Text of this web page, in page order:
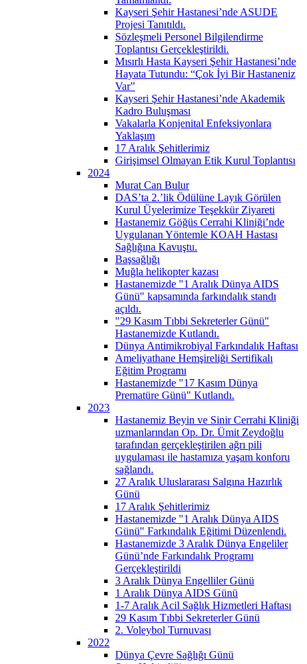
Kayseri Şehir Hastanesi’nde ASUDE
Projesi Tanıtıldı.
Sözleşmeli Personel Bilgilendirme
Toplantısı Gerçekleştirildi.
Mısırlı Hasta Kayseri Şehir Hastanesi’nde
Hayata Tutundu: “Çok İyi Bir Hastaneniz
Var”
Kayseri Şehir Hastanesi’nde Akademik
Kadro Buluşması
Vakalarla Konjenital Enfeksiyonlara
Yaklaşım
17 Aralık Şehitlerimiz
Girişimsel Olmayan Etik Kurul Toplantısı
2024
Murat Can Bulur
DAS’ta 2.’lik Ödülüne Layık Görülen
Kurul Üyelerimize Teşekkür Ziyareti
Hastanemiz Göğüs Cerrahi Kliniği’nde
Uygulanan Yöntemle KOAH Hastası
Sağlığına Kavuştu.
Başsağlığı
Muğla helikopter kazası
Hastanemizde "1 Aralık Dünya AIDS
Günü" kapsamında farkındalık standı
açıldı.
"29 Kasım Tıbbi Sekreterler Günü"
Hastanemizde Kutlandı.
Dünya Antimikrobiyal Farkındalık Haftası
Ameliyathane Hemşireliği Sertifikalı
Eğitim Programı
Hastanemizde "17 Kasım Dünya
Prematüre Günü" Kutlandı.
2023
Hastanemiz Beyin ve Sinir Cerrahi Kliniği
uzmanlarından Op. Dr. Ümit Zeydoğlu
tarafından gerçekleştirilen ağrı pili
uygulaması ile hastamıza yaşam konforu
sağlandı.
27 Aralık Uluslararası Salgına Hazırlık
Günü
17 Aralık Şehitlerimiz
Hastanemizde "1 Aralık Dünya AIDS
Günü" Farkındalık Eğitimi Düzenlendi.
Hastanemizde 3 Aralık Dünya Engeliler
Günü’nde Farkındalık Programı
Gerçekleştirildi
3 Aralık Dünya Engelliler Günü
1 Aralık Dünya AIDS Günü
1-7 Aralık Acil Sağlık Hizmetleri Haftası
29 Kasım Tıbbi Sekreterler Günü
2. Voleybol Turnuvası
2022
Dünya Çevre Sağlığı Günü